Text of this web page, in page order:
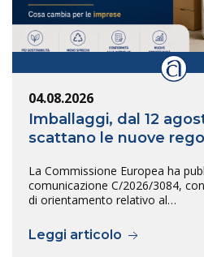
04.08.2026
Imballaggi, dal 12
scattano le nuove
La Commissione Europea ha
comunicazione C/2026/3084,
di orientamento relativo al…
Leggi articolo